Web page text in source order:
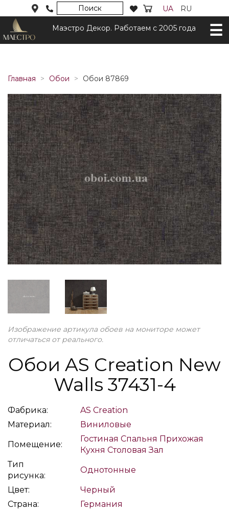
Поиск UA RU
Маэстро Декор. Работаем с 2005 года
Главная Обои Обои 87869
Изображение артикула обоев на мониторе может
отличаться от реального.
Обои AS Creation New
Walls 37431-4
Фабрика:
AS Creation
Материал:
Виниловые
Помещение:
Гостиная Спальня Прихожая
Кухня Столовая Зал
Тип
рисунка:
Однотонные
Цвет:
Черный
Страна:
Германия